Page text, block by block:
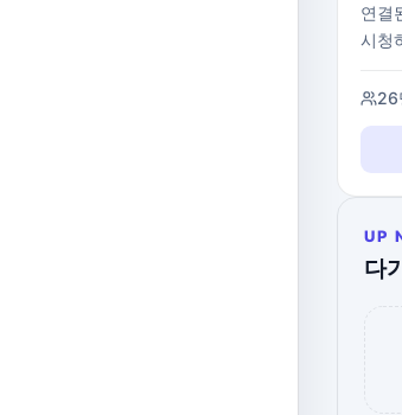
연결
시청
26
UP
다